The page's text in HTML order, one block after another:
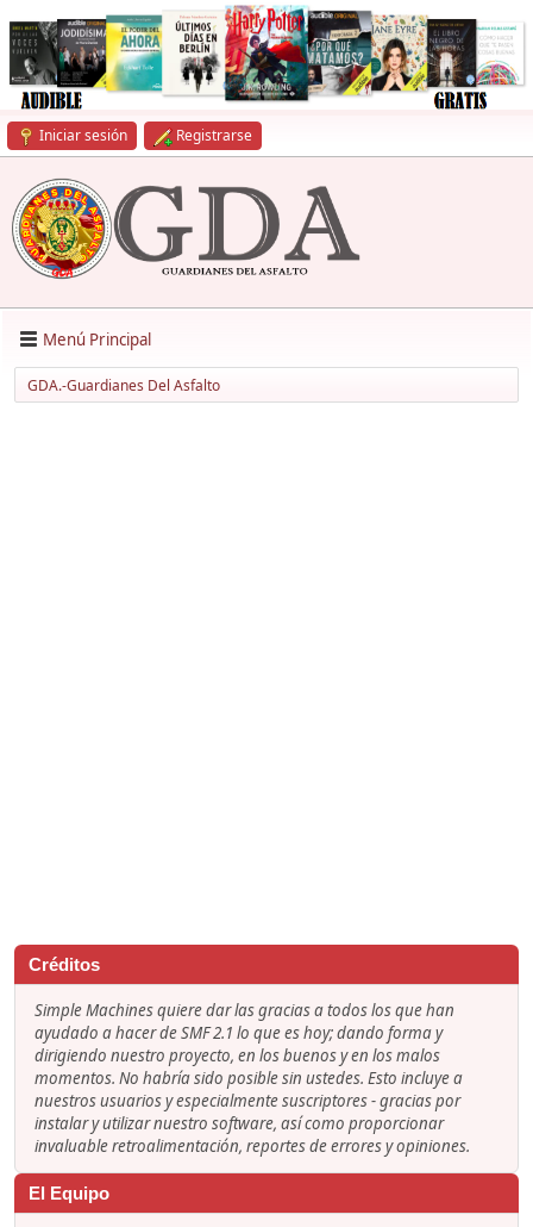
Iniciar sesión Registrarse
Menú Principal
GDA.-Guardianes Del Asfalto
Créditos
Simple Machines quiere dar las gracias a todos los que han
ayudado a hacer de SMF 2.1 lo que es hoy; dando forma y
dirigiendo nuestro proyecto, en los buenos y en los malos
momentos. No habría sido posible sin ustedes. Esto incluye a
nuestros usuarios y especialmente suscriptores - gracias por
instalar y utilizar nuestro software, así como proporcionar
invaluable retroalimentación, reportes de errores y opiniones.
El Equipo